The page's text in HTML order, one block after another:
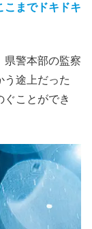
こまでドキドキ
県警本部の監察
う途上だった
ぐことができ